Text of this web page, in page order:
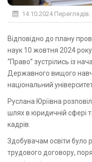
14.10.2024Переглядів:
Відповідно до плану проведення тижневика юридичних
наук 10 жовтня 2024 року
“Право” зустрілись із
Державного вищого
національний
Руслана Юріївна
шлях в юридичній сфері
кадрів.
Здобувачам освіти було
трудового договору,